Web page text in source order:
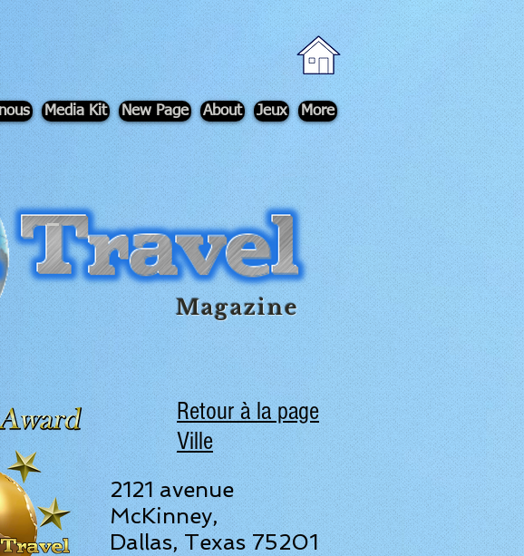
Media Kit New Page About Jeux More
-
Magazine
2121 avenue
McKinney,
Dallas, Texas 75201
Retour à la page
Ville